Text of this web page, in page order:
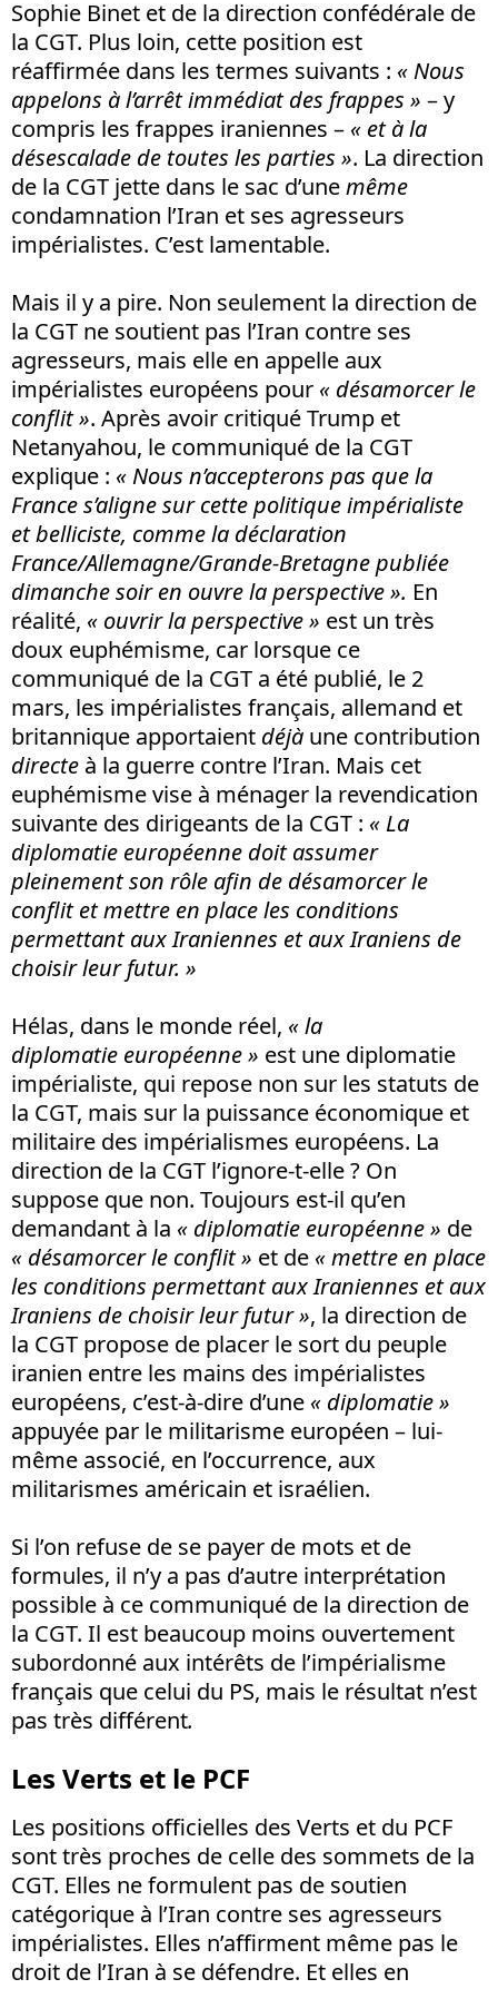
Sophie Binet et de la direction confédérale de
la CGT. Plus loin, cette position est
réaffirmée dans les termes suivants : « Nous
appelons à l’arrêt immédiat des frappes » – y
compris les frappes iraniennes – « et à la
désescalade de toutes les parties ». La direction
de la CGT jette dans le sac d’unemême
condamnation l’Iran et ses agresseurs
impérialistes. C’est lamentable.
Mais il y a pire. Non seulement la direction de
la CGT ne soutient pas l’Iran contre ses
agresseurs, mais elle en appelle aux
impérialistes européens pour « désamorcer le
conflit ». Après avoir critiqué Trump et
Netanyahou, le communiqué de la CGT
explique : « Nous n’accepterons pas que la
France s’aligne sur cette politique impérialiste
et belliciste, comme la déclaration
France/Allemagne/Grande-Bretagne publiée
dimanche soir en ouvre la perspective ». En
réalité, « ouvrir la perspective » est un très
doux euphémisme, car lorsque ce
communiqué de la CGT a été publié, le 2
mars, les impérialistes français, allemand et
britannique apportaient déjà une contribution
directe à la guerre contre l’Iran. Mais cet
euphémisme vise à ménager la revendication
suivante des dirigeants de la CGT : « La
diplomatie européenne doit assumer
pleinement son rôle afin de désamorcer le
conflit et mettre en place les conditions
permettant aux Iraniennes et aux Iraniens de
choisir leur futur. »
Hélas, dans le monde réel, « la
diplomatie européenne » est une diplomatie
impérialiste, qui repose non sur les statuts de
la CGT, mais sur la puissance économique et
militaire des impérialismes européens. La
direction de la CGT l’ignore-t-elle ? On
suppose que non. Toujours est-il qu’en
demandant à la « diplomatie européenne » de
« désamorcer le conflit » et de « mettre en place
les conditions permettant aux Iraniennes et aux
Iraniens de choisir leur futur », la direction de
la CGT propose de placer le sort du peuple
iranien entre les mains des impérialistes
européens, c’est-à-dire d’une « diplomatie »
appuyée par le militarisme européen – lui-
même associé, en l’occurrence, aux
militarismes américain et israélien.
Si l’on refuse de se payer de mots et de
formules, il n’y a pas d’autre interprétation
possible à ce communiqué de la direction de
la CGT. Il est beaucoup moins ouvertement
subordonné aux intérêts de l’impérialisme
français que celui du PS, mais le résultat n’est
pas très différent.
Les Verts et le PCF
Les positions officielles des Verts et du PCF
sont très proches de celle des sommets de la
CGT. Elles ne formulent pas de soutien
catégorique à l’Iran contre ses agresseurs
impérialistes. Elles n’affirment même pas le
droit de l’Iran à se défendre. Et elles en